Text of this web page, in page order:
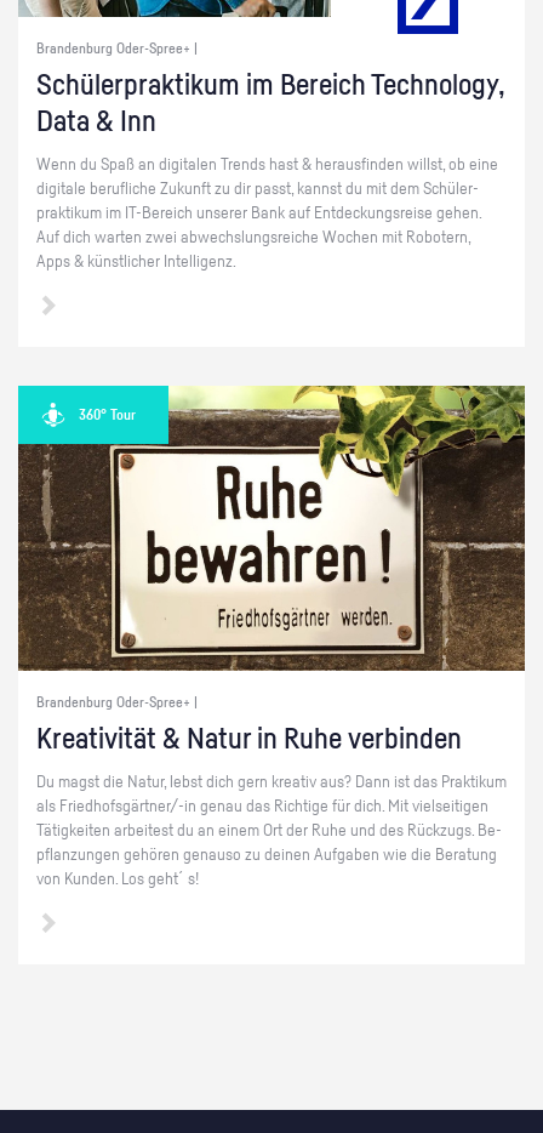
Brandenburg Oder-Spree+ |
Schü­ler­prak­ti­kum im Be­reich Tech­no­lo­gy,
Data & Inn
Wenn du Spaß an di­gi­ta­len Trends hast & her­aus­fin­den willst, ob eine
di­gi­ta­le be­ruf­li­che Zu­kunft zu dir passt, kannst du mit dem Schü­ler­
prak­ti­kum im IT-Be­reich un­se­rer Bank auf Ent­de­ckungs­rei­se gehen.
Auf dich war­ten zwei ab­wechs­lungs­rei­che Wo­chen mit Ro­bo­tern,
Apps & künst­li­cher In­tel­li­genz.
360° Tour
Brandenburg Oder-Spree+ |
Krea­ti­vi­tät & Natur in Ruhe ver­bin­den
Du magst die Natur, lebst dich gern krea­tiv aus? Dann ist das Prak­ti­kum
als Fried­hofs­gärt­ner/-in genau das Rich­ti­ge für dich. Mit viel­sei­ti­gen
Tä­tig­kei­ten ar­bei­test du an einem Ort der Ruhe und des Rück­zugs. Be­
pflan­zun­gen ge­hö­ren ge­nau­so zu dei­nen Auf­ga­ben wie die Be­ra­tung
von Kun­den. Los geht´s!